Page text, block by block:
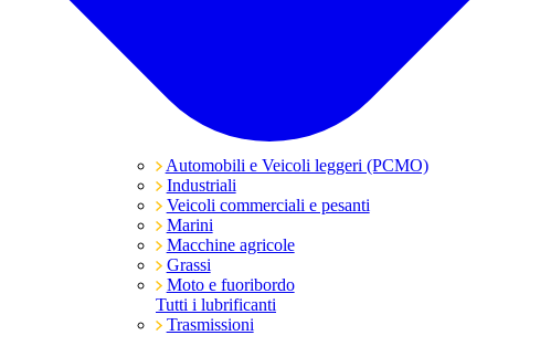
Automobili e Veicoli leggeri (PCMO)
Industriali
Veicoli commerciali e pesanti
Marini
Macchine agricole
Grassi
Moto e fuoribordo
Tutti i lubrificanti
Trasmissioni